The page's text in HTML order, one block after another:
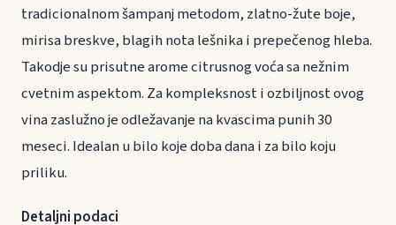
tradicionalnom šampanj metodom, zlatno-žute boje,
mirisa breskve, blagih nota lešnika i prepečenog hleba.
Takodje su prisutne arome citrusnog voća sa nežnim
cvetnim aspektom. Za kompleksnost i ozbiljnost ovog
vina zaslužno je odležavanje na kvascima punih 30
meseci. Idealan u bilo koje doba dana i za bilo koju
priliku.
Detaljni podaci